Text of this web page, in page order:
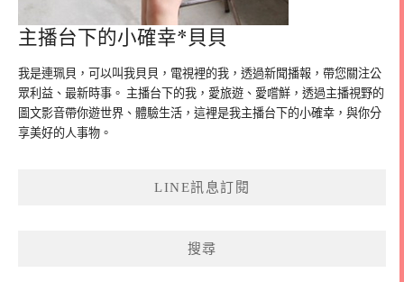
主播台下的小確幸*貝貝
我是連珮貝，可以叫我貝貝，電視裡的我，透過新聞播報，帶您關注公
眾利益、最新時事。 主播台下的我，愛旅遊、愛嚐鮮，透過主播視野的
圖文影音帶你遊世界、體驗生活，這裡是我主播台下的小確幸，與你分
享美好的人事物。
LINE訊息訂閱
搜尋